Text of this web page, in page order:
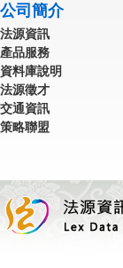
公司簡介
法源資訊
產品服務
資料庫說明
法源徵才
交通資訊
策略聯盟